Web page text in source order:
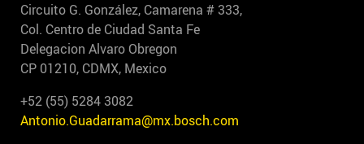
Circuito G. González, Camarena # 333,
Col. Centro de Ciudad Santa Fe
Delegacion Alvaro Obregon
CP 01210, CDMX, Mexico
+52 (55) 5284 3082
Antonio.Guadarrama@mx.bosch.com